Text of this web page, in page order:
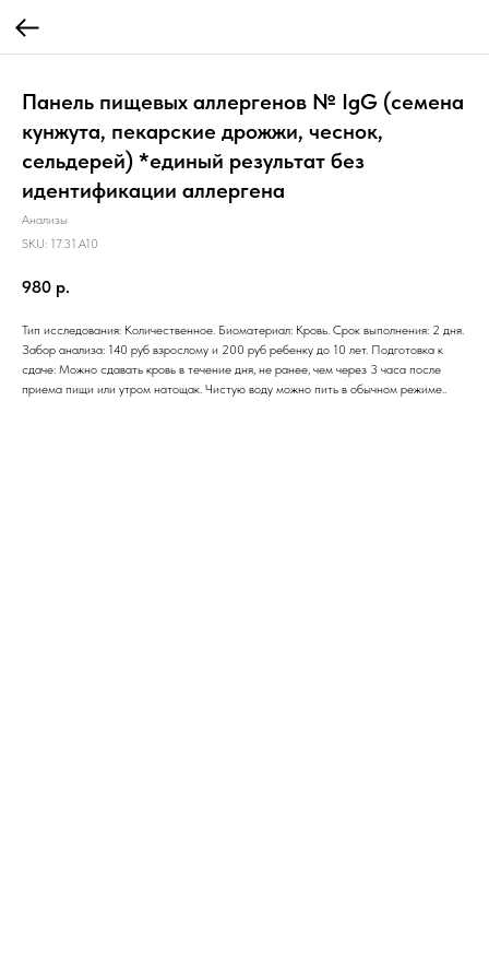
Панель пищевых аллергенов № IgG (семена
кунжута, пекарские дрожжи, чеснок,
сельдерей) *единый результат без
идентификации аллергена
Анализы
SKU: 17.31.A10
980 р.
Тип исследования: Количественное. Биоматериал: Кровь. Срок выполнения: 2 дня.
Забор анализа: 140 руб взрослому и 200 руб ребенку до 10 лет. Подготовка к
сдаче: Можно сдавать кровь в течение дня, не ранее, чем через 3 часа после
приема пищи или утром натощак. Чистую воду можно пить в обычном режиме..